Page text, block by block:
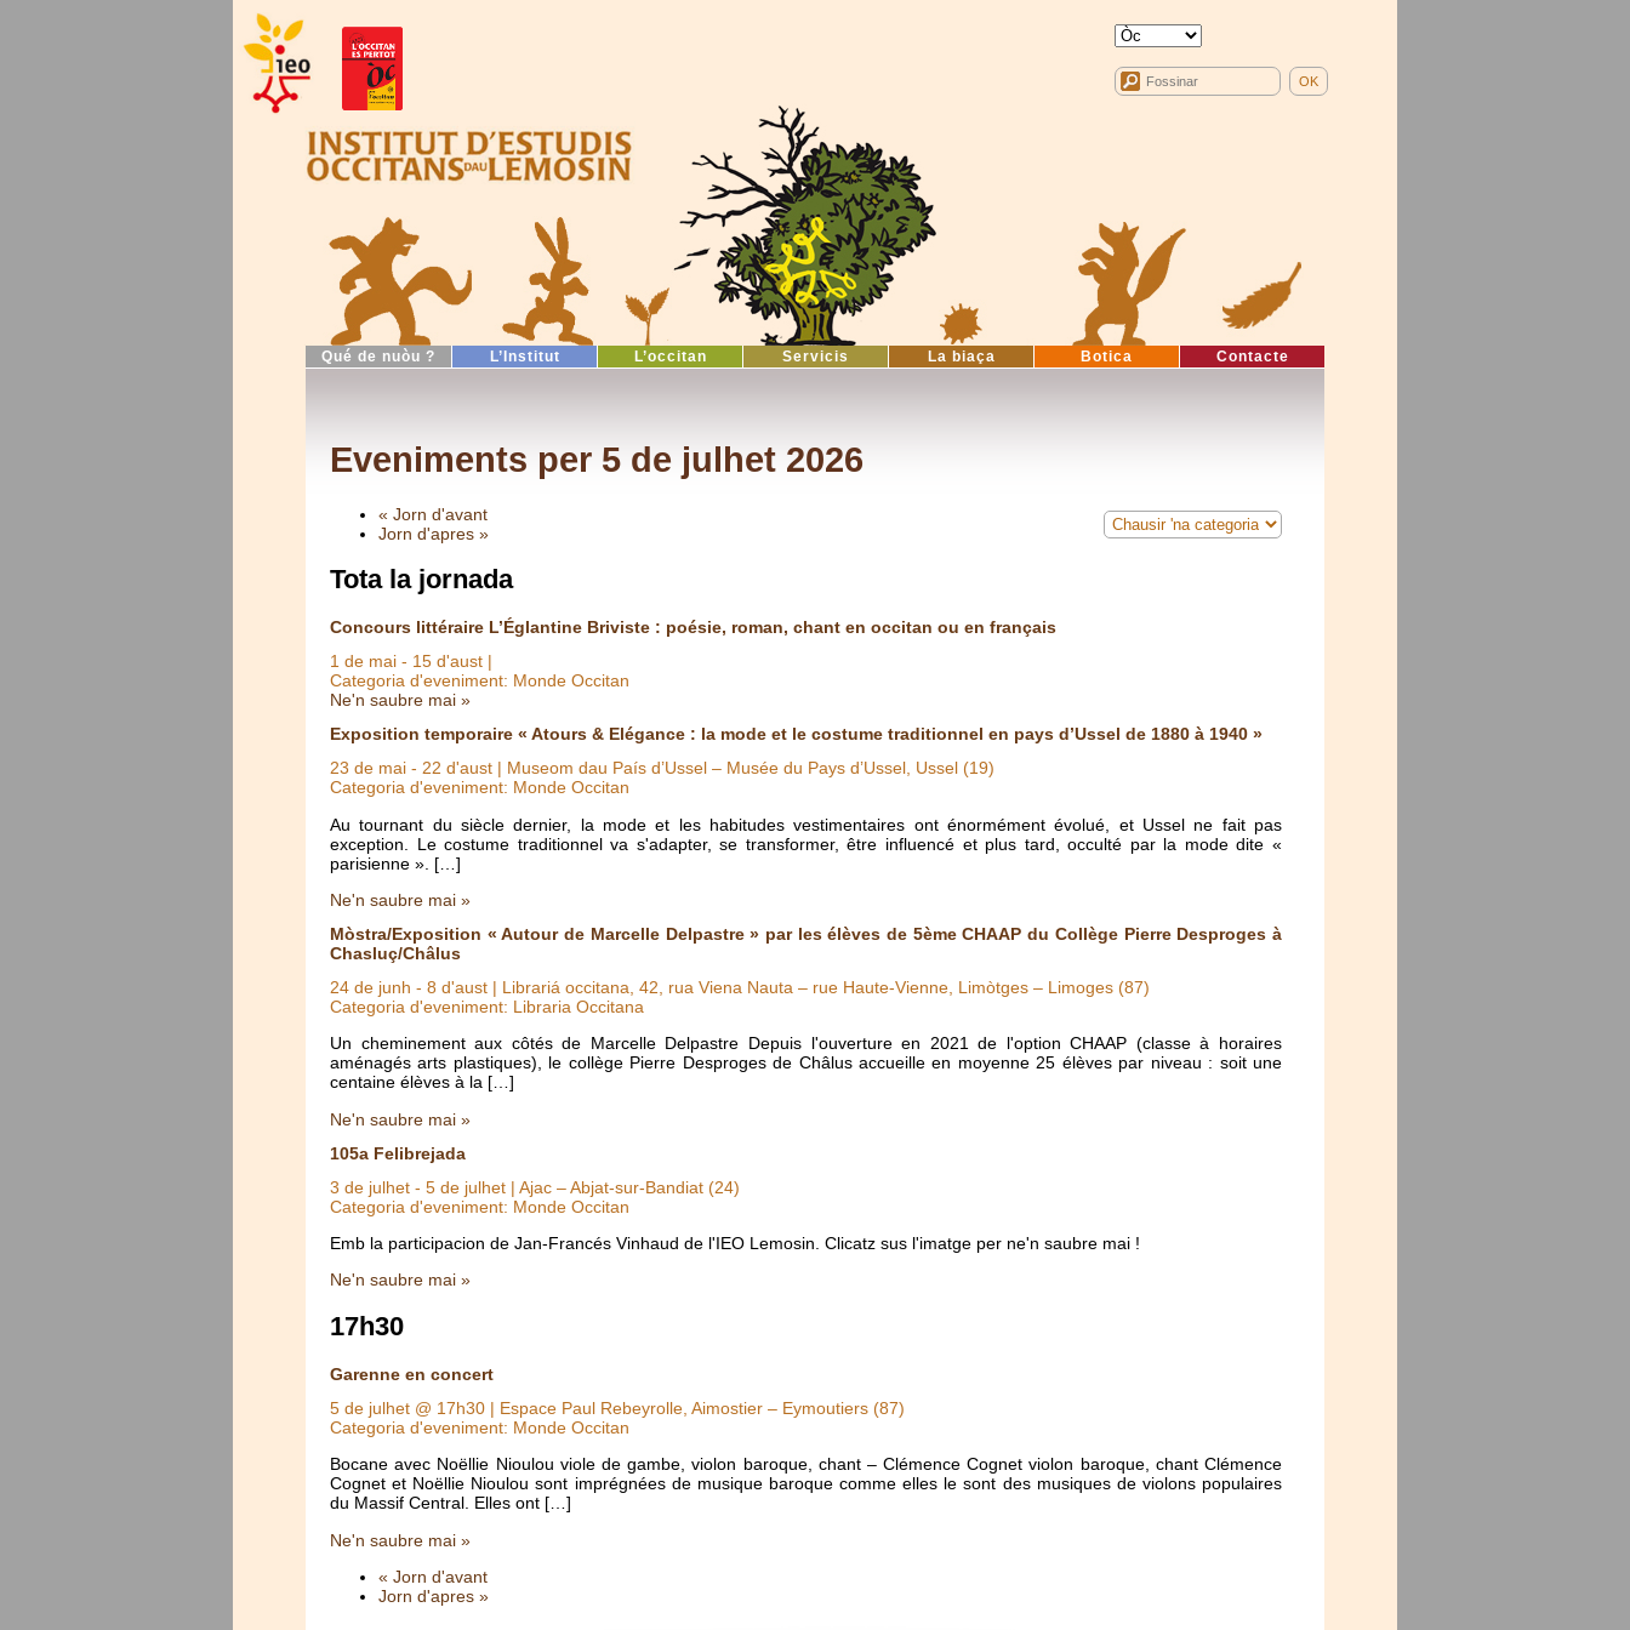
Qué de nuòu ? L’Institut L’occitan Servicis La biaça Botica Contacte
Eveniments per 5 de julhet 2026
« Jorn d'avant
Jorn d'apres »
Tota la jornada
Concours littéraire L’Églantine Briviste : poésie, roman, chant en occitan ou en français
1 de mai - 15 d'aust |
Categoria d'eveniment: Monde Occitan
Ne'n saubre mai »
Exposition temporaire « Atours & Elégance : la mode et le costume traditionnel en pays d’Ussel de 1880 à 1940 »
23 de mai - 22 d'aust | Museom dau País d’Ussel – Musée du Pays d’Ussel, Ussel (19)
Categoria d'eveniment: Monde Occitan
Au tournant du siècle dernier, la mode et les habitudes vestimentaires ont énormément évolué, et Ussel ne fait pas
exception. Le costume traditionnel va s'adapter, se transformer, être influencé et plus tard, occulté par la mode dite «
parisienne ». […]
Ne'n saubre mai »
Mòstra/Exposition « Autour de Marcelle Delpastre » par les élèves de 5ème CHAAP du Collège Pierre Desproges à
Chasluç/Châlus
24 de junh - 8 d'aust | Librariá occitana, 42, rua Viena Nauta – rue Haute-Vienne, Limòtges – Limoges (87)
Categoria d'eveniment: Libraria Occitana
Un cheminement aux côtés de Marcelle Delpastre Depuis l'ouverture en 2021 de l'option CHAAP (classe à horaires
aménagés arts plastiques), le collège Pierre Desproges de Châlus accueille en moyenne 25 élèves par niveau : soit une
centaine élèves à la […]
Ne'n saubre mai »
105a Felibrejada
3 de julhet - 5 de julhet | Ajac – Abjat-sur-Bandiat (24)
Categoria d'eveniment: Monde Occitan
Emb la participacion de Jan-Francés Vinhaud de l'IEO Lemosin. Clicatz sus l'imatge per ne'n saubre mai !
Ne'n saubre mai »
17h30
Garenne en concert
5 de julhet @ 17h30 | Espace Paul Rebeyrolle, Aimostier – Eymoutiers (87)
Categoria d'eveniment: Monde Occitan
Bocane avec Noëllie Nioulou viole de gambe, violon baroque, chant – Clémence Cognet violon baroque, chant Clémence
Cognet et Noëllie Nioulou sont imprégnées de musique baroque comme elles le sont des musiques de violons populaires
du Massif Central. Elles ont […]
Ne'n saubre mai »
« Jorn d'avant
Jorn d'apres »